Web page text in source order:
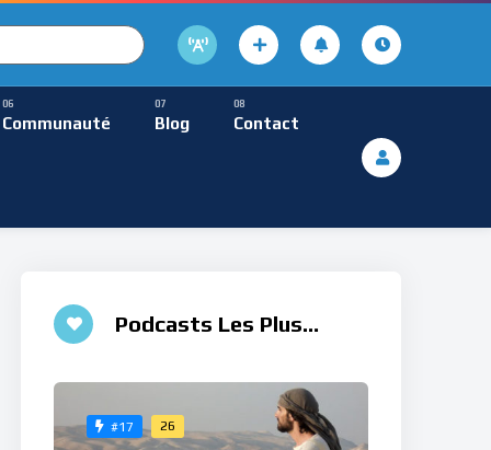
Lecture
Communauté Blog Contact
Méditative
Podcasts Les Plus
#17 26